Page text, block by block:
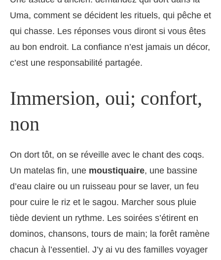
Uma, comment se décident les rituels, qui pêche et
qui chasse. Les réponses vous diront si vous êtes
au bon endroit. La confiance n’est jamais un décor,
c’est une responsabilité partagée.
Immersion, oui; confort,
non
On dort tôt, on se réveille avec le chant des coqs.
Un matelas fin, une moustiquaire, une bassine
d’eau claire ou un ruisseau pour se laver, un feu
pour cuire le riz et le sagou. Marcher sous pluie
tiède devient un rythme. Les soirées s’étirent en
dominos, chansons, tours de main; la forêt ramène
chacun à l’essentiel. J’y ai vu des familles voyager